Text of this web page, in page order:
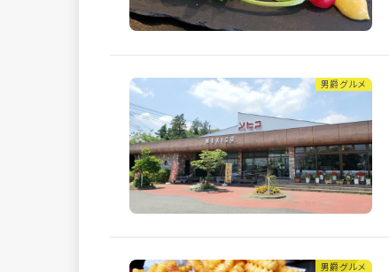
男爵グルメ
男爵グルメ